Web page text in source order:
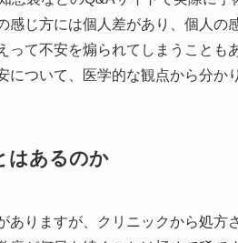
感じ方には個人差があり、個人の
って不安を煽られてしまうことも
について、医学的な観点から分か
はあるのか
ありますが、クリニックから処方